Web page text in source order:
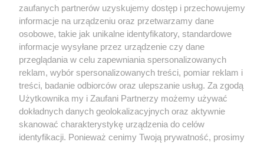
zeszłego sezonu
Obecne silniki muszą polegać na uczących się
algorytmach?
Polityka prywatności © 2004 - 2026 GPmedia
Kopiowanie treści bez
zgody autorów zabronione.
Serwis internetowy, z którego korzystasz, używa plików
cookies. Są to pliki instalowane w urządzeniach
końcowych osób korzystających z serwisu, w celu
administrowania serwisem, poprawy jakości
świadczonych usług w tym dostosowania treści serwisu
zaufanych partnerów uzyskujemy dostęp i przechowujemy
informacje na urządzeniu oraz przetwarzamy dane
osobowe, takie jak unikalne identyfikatory, standardowe
informacje wysyłane przez urządzenie czy dane
przeglądania w celu zapewniania spersonalizowanych
reklam, wybór spersonalizowanych treści, pomiar reklam i
treści, badanie odbiorców oraz ulepszanie usług. Za zgodą
Użytkownika my i Zaufani Partnerzy możemy używać
dokładnych danych geolokalizacyjnych oraz aktywnie
skanować charakterystykę urządzenia do celów
identyfikacji. Ponieważ cenimy Twoją prywatność, prosimy